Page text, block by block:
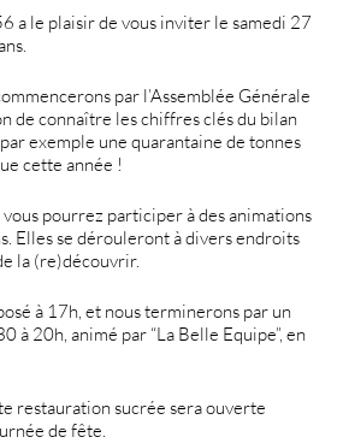
a le plaisir de vous inviter le samedi 27
par l’Assemblée Générale
de connaître les chiffres clés du bilan
exemple une quarantaine de tonnes
cette année !
pourrez participer à des animations
Elles se dérouleront à divers endroits
la (re)découvrir.
à 17h, et nous terminerons par un
à 20h, animé par “La Belle Equipe”, en
restauration sucrée sera ouverte
de fête.